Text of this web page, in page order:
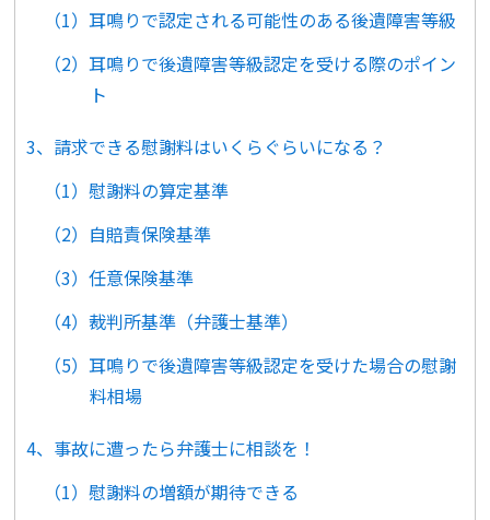
（1）耳鳴りで認定される可能性のある後遺障害等級
（2）耳鳴りで後遺障害等級認定を受ける際のポイン
ト
3、請求できる慰謝料はいくらぐらいになる？
（1）慰謝料の算定基準
（2）自賠責保険基準
（3）任意保険基準
（4）裁判所基準（弁護士基準）
（5）耳鳴りで後遺障害等級認定を受けた場合の慰謝
料相場
4、事故に遭ったら弁護士に相談を！
（1）慰謝料の増額が期待できる